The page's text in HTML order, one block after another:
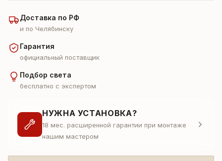
Доставка по РФ
и по Челябинску
Гарантия
официальный поставщик
Подбор света
бесплатно с экспертом
НУЖНА УСТАНОВКА?
18 мес. расширенной гарантии при монтаже
нашим мастером